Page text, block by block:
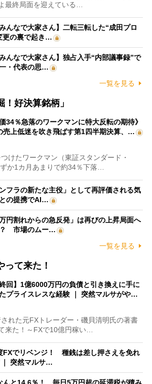
最終局面を迎えている…
んなで大家さん】二転三転した“成田プロ
更の裏で起き…
んなで大家さん】独占入手“内部議事録”で
・代表の思…
一覧を見る
好決算銘柄」
価34％急落のワークマンに特大反転の期待》
売上低迷を吹き飛ばす第1四半期決算、…
けたワークマン（東証スタンダード・
か1カ月あまりで約34％下落…
フラの新たな主役」として再評価される気
の提携でAI…
円割れからの急反発」は再びの上昇局面へ
？ 市場のムー…
一覧を見る
って来た！
終回】1億6000万円の負債と引き換えに手に
プライスレスな経験 ｜ 突然マルサがや…
れた元FXトレーダー・磯貝清明氏の著書
来た！～FXで10億円稼い…
FXでリベンジ！ 種銭は差し押さえを免れ
｜ 突然マルサ…